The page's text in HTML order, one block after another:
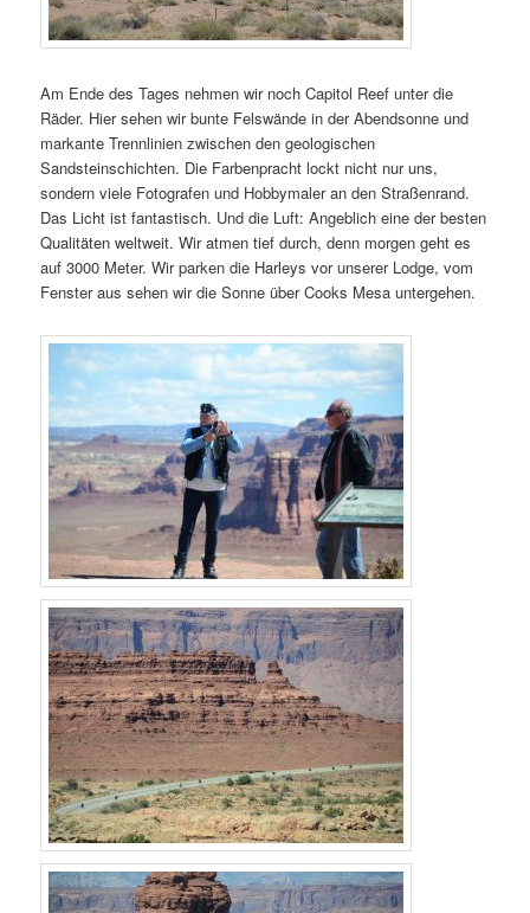
Am Ende des Tages nehmen wir noch Capitol Reef unter die
Räder. Hier sehen wir bunte Felswände in der Abendsonne und
markante Trennlinien zwischen den geologischen
Sandsteinschichten. Die Farbenpracht lockt nicht nur uns,
sondern viele Fotografen und Hobbymaler an den Straßenrand.
Das Licht ist fantastisch. Und die Luft: Angeblich eine der besten
Qualitäten weltweit. Wir atmen tief durch, denn morgen geht es
auf 3000 Meter. Wir parken die Harleys vor unserer Lodge, vom
Fenster aus sehen wir die Sonne über Cooks Mesa untergehen.